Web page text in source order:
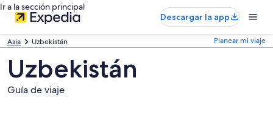
Ir a la sección principal
Descargar la app
Asia Uzbekistán Planear mi viaje
Uzbekistán
Guía de viaje